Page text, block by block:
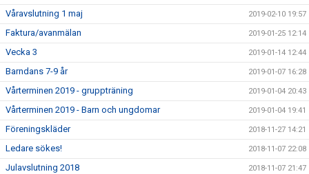
Våravslutning 1 maj 2019-02-10 19:57
Faktura/avanmälan 2019-01-25 12:14
Vecka 3 2019-01-14 12:44
Barndans 7-9 år 2019-01-07 16:28
Vårterminen 2019 - gruppträning 2019-01-04 20:43
Vårterminen 2019 - Barn och ungdomar 2019-01-04 19:41
Föreningskläder 2018-11-27 14:21
Ledare sökes! 2018-11-07 22:08
Julavslutning 2018 2018-11-07 21:47